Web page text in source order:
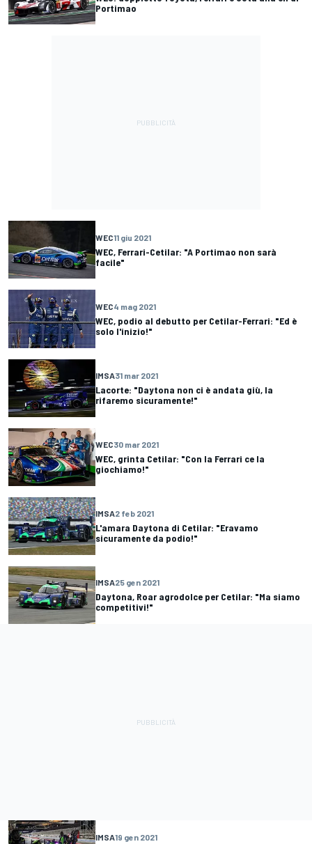
Portimao
WEC11 giu 2021
WEC, Ferrari-Cetilar: "A Portimao non sarà
facile"
WEC4 mag 2021
WEC, podio al debutto per Cetilar-Ferrari: "Ed è
solo l'inizio!"
IMSA31 mar 2021
Lacorte: "Daytona non ci è andata giù, la
rifaremo sicuramente!"
WEC30 mar 2021
WEC, grinta Cetilar: "Con la Ferrari ce la
giochiamo!"
IMSA2 feb 2021
L'amara Daytona di Cetilar: "Eravamo
sicuramente da podio!"
IMSA25 gen 2021
Daytona, Roar agrodolce per Cetilar: "Ma siamo
competitivi!"
IMSA19 gen 2021